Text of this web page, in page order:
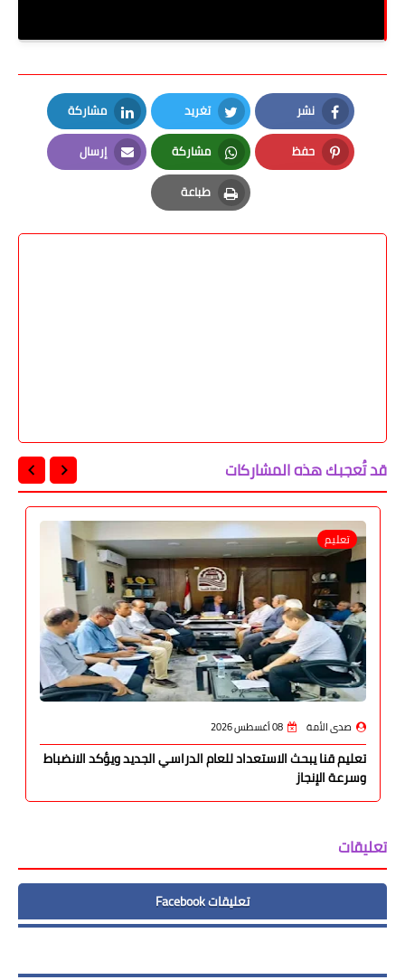
نشر
Facebook
تغريد
Twitter
مشاركة
LinkedIn
حفظ
Pinterest
مشاركة
Whatsapp
إرسال
Email
طباعة
Print
قد تُعجبك هذه المشاركات
تعليم
صدى الأمة 08 أغسطس 2026
تعليم قنا يبحث الاستعداد للعام الدراسي الجديد ويؤكد الانضباط
وسرعة الإنجاز
تعليقات
تعليقات Facebook